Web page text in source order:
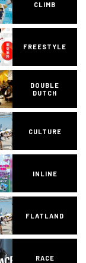
CLIMB
FREESTYLE
DOUBLE
DUTCH
CULTURE
INLINE
FLATLAND
RACE